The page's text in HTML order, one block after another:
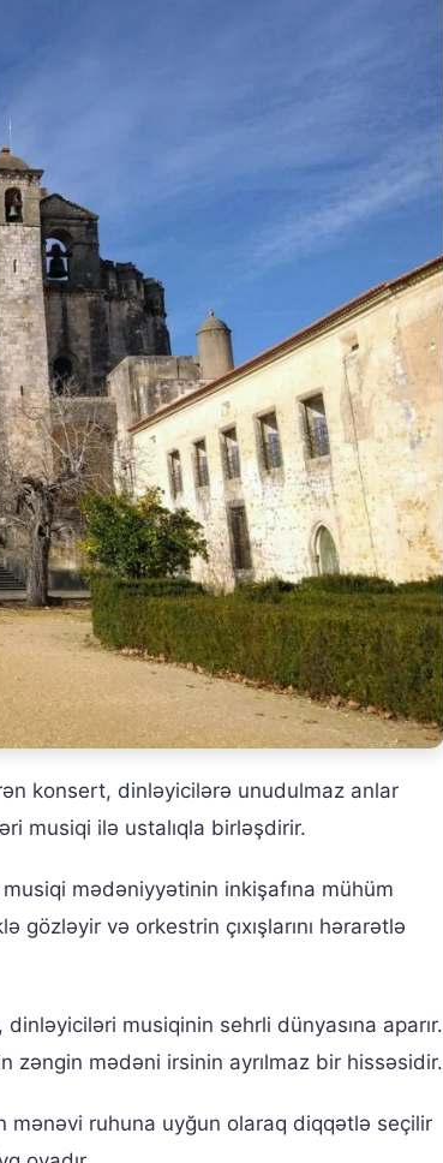
konsert, dinləyicilərə unudulmaz anlar
musiqi ilə ustalıqla birləşdirir.
mədəniyyətinin inkişafına mühüm
və orkestrin çıxışlarını hərarətlə
musiqinin sehrli dünyasına aparır.
zəngin mədəni irsinin ayrılmaz bir hissəsidir.
mənəvi ruhuna uyğun olaraq diqqətlə seçilir